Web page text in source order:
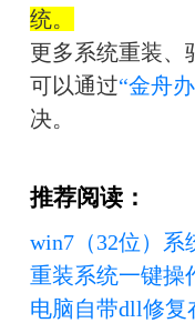
统。
更多系统重装、
可以通过“金舟
决。
推荐阅读：
win7（32位）系
重装系统一键操
电脑自带dll修复